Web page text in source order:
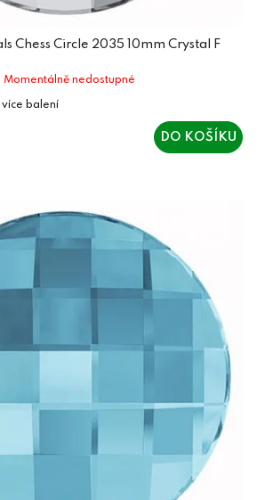
Chess Circle 2035 10mm Crystal F
Momentálně nedostupné
DO KOŠÍKU